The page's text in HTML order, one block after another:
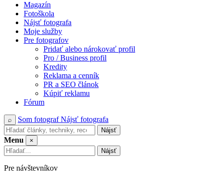
Magazín
Fotoškola
Nájsť fotografa
Moje služby
Pre fotografov
Pridať alebo nárokovať profil
Pro / Business profil
Kredity
Reklama a cenník
PR a SEO článok
Kúpiť reklamu
Fórum
⌕ Som fotografNájsť fotografa
Nájsť
Menu
×
Nájsť
Pre návštevníkov